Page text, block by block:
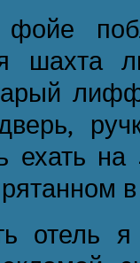
шахта
ехать на
отель